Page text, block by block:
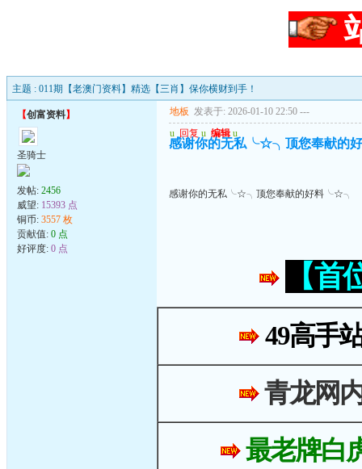
主题 : 011期【老澳门资料】精选【三肖】保你横财到手！
【创富资料】
圣骑士
发帖: 2456
威望: 15393 点
铜币: 3557 枚
贡献值: 0 点
好评度: 0 点
地板 发表于: 2026-01-10 22:50 ---
u 回复 u 编辑 u
感谢你的无私╰☆╮顶您奉献
感谢你的无私╰☆╮顶您奉献的好料╰☆╮
【
49高手
青龙网
最老牌白